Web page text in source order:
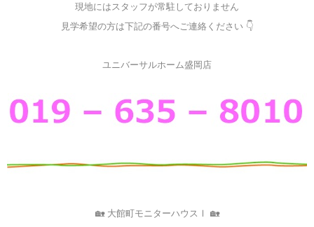
現地にはスタッフが常駐しておりません
見学希望の方は下記の番号へご連絡ください 👇
ユニバーサルホーム盛岡店
🏡 大館町モニターハウスⅠ 🏡